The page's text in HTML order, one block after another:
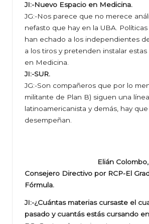
JI:-Nuevo Espacio en Medicina.
JG:-Nos parece que no merece
nefasto que hay en la UBA. Políticas
han echado a los independientes
a los tiros y pretenden instalar estas
en Medicina.
JI:-SUR.
JG:-Son compañeros que por lo
militante de Plan B) siguen una línea
latinoamericanista y demás, hay
desempeñan.
Elián
Consejero Directivo por RCP-El
Fórmula.
JI:-¿Cuántas materias cursaste el
pasado y cuantás estás cursando